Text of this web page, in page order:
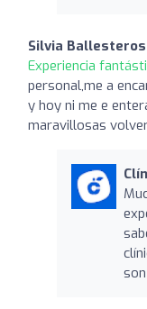
Silvia Ballesteros
Experiencia
personal,me a
y hoy ni me e
maravillosas